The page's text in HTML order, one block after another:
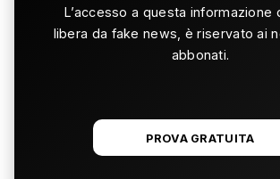
L’accesso a questa informazione
libera da fake news, è riservato ai
abbonati.
PROVA GRATUITA